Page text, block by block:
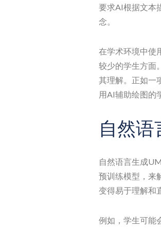
要求AI根据文本
念。
在学术环境中使
较少的学生方面
其理解。正如一
用AI辅助绘图的
自然
自然语言生成
预训练模型，来
变得易于理解和
例如，学生可能